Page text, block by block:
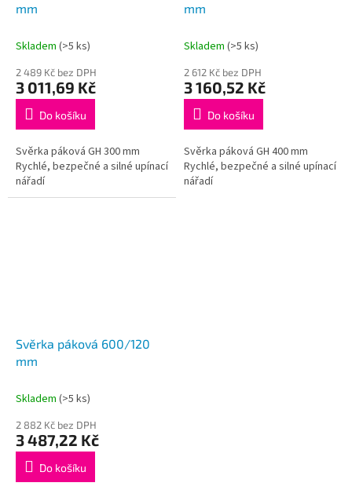
mm
Skladem (>5 ks)
2 489 Kč bez DPH
3 011,69 Kč
Do košíku
Svěrka páková GH 300 mm
Rychlé, bezpečné a silné upínací
nářadí
mm
Skladem (>5 ks)
2 612 Kč bez DPH
3 160,52 Kč
Do košíku
Svěrka páková GH 400 mm
Rychlé, bezpečné a silné upínací
nářadí
Svěrka páková 600/120
mm
Skladem (>5 ks)
2 882 Kč bez DPH
3 487,22 Kč
Do košíku